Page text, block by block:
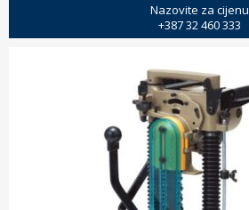
Nazovite za cijenu
+387 32 460 333